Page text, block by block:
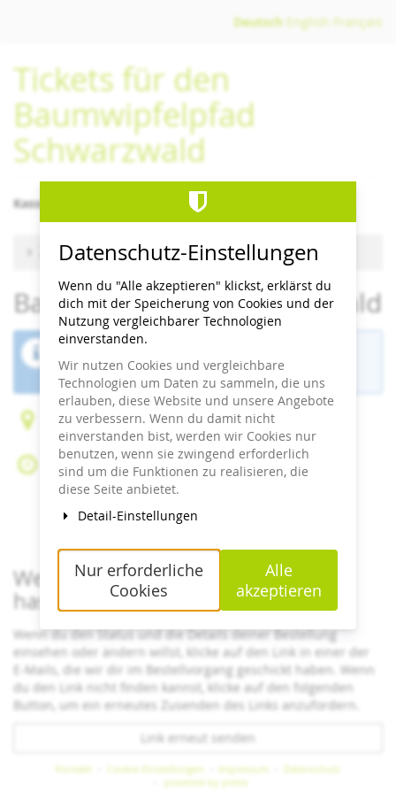
springen
Deutsch English Français
Tickets für den
Baumwipfelpfad
Schwarzwald
Kassenschluss/letzter Einlass 1 Stunde vor Schließzeit
Zu anderem Termin wechseln
Baumwipfelpfad Schwarzwald
ist beendet.
Peter-Liebig-Weg 16 – Sommerberg
75323 Bad Wildbad
Sa, 18. Juli 2026
Beginn:09:30 Uhr
Ende:18:00Uhr
Zum Kalender hinzufügen
Wenn du bereits ein Ticket bestellt
hast
Wenn du den Status und die Details deiner Bestellung
einsehen oder ändern willst, klicke auf den Link in einer der
E-Mails, die wir dir im Bestellvorgang geschickt haben. Wenn
du den Link nicht finden kannst, klicke auf den folgenden
Button, um ein erneutes Zusenden des Links anzufordern.
Link erneut senden
Kontakt Cookie-Einstellungen Impressum
Datenschutz
powered by pretix
Datenschutz-Einstellungen
Wenn du "Alle akzeptieren" klickst, erklärst du
dich mit der Speicherung von Cookies und der
Nutzung vergleichbarer Technologien
einverstanden.
Wir nutzen Cookies und vergleichbare
Technologien um Daten zu sammeln, die uns
erlauben, diese Website und unsere Angebote
zu verbessern. Wenn du damit nicht
einverstanden bist, werden wir Cookies nur
benutzen, wenn sie zwingend erforderlich
sind um die Funktionen zu realisieren, die
diese Seite anbietet.
Detail-Einstellungen
Nur erforderliche
Cookies
Alle
akzeptieren